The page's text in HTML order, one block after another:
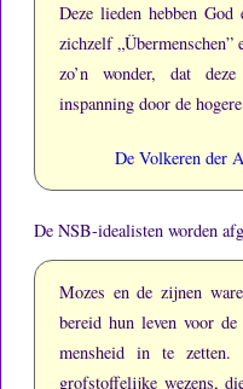
Deze lieden hebben
zichzelf „Übermenschen”
zo’n wonder, dat
inspanning door de
De Volkeren der
De NSB-idealisten worden
Mozes en de zijnen
bereid hun leven voor
mensheid in te zetten.
grofstoffelijke wezens,